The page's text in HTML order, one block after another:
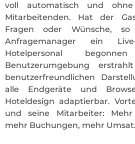
voll automatisch und
Mitarbeitenden. Hat der
Fragen oder Wünsche,
Anfragemanager ein
Hotelpersonal
Benutzerumgebung
benutzerfreundlichen
alle Endgeräte und
Hoteldesign adaptierbar.
und seine Mitarbeiter: Mehr
mehr Buchungen, mehr